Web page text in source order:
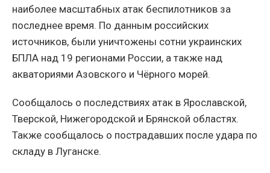
наиболее масштабных атак беспилотников за
последнее время. По данным российских
источников, были уничтожены сотни украинских
БПЛА над 19 регионами России, а также над
акваториями Азовского и Чёрного морей.
Сообщалось о последствиях атак в Ярославской,
Тверской, Нижегородской и Брянской областях.
Также сообщалось о пострадавших после удара по
складу в Луганске.